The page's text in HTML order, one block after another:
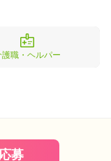
護職・ヘルパー
募